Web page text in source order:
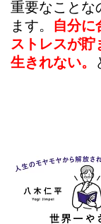
重要なことな
ます。 自分に
ストレスが貯
生きれない。